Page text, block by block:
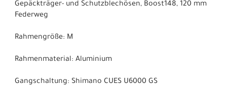
Gepäckträger- und Schutzblechösen, Boost148, 120 mm
Federweg
Rahmengröße: M
Rahmenmaterial: Aluminium
Gangschaltung: Shimano CUES U6000 GS